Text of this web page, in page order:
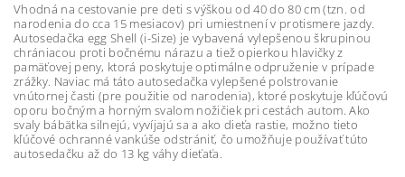
Vhodná na cestovanie pre deti s výškou od 40 do 80 cm (tzn. od
narodenia do cca 15 mesiacov) pri umiestnení v protismere jazdy.
Autosedačka egg Shell (i-Size) je vybavená vylepšenou škrupinou
chrániacou proti bočnému nárazu a tiež opierkou hlavičky z
pamäťovej peny, ktorá poskytuje optimálne odpruženie v prípade
zrážky. Naviac má táto autosedačka vylepšené polstrovanie
vnútornej časti (pre použitie od narodenia), ktoré poskytuje kľúčovú
oporu bočným a horným svalom nožičiek pri cestách autom. Ako
svaly bábätka silnejú, vyvíjajú sa a ako dieťa rastie, možno tieto
kľúčové ochranné vankúše odstrániť, čo umožňuje používať túto
autosedačku až do 13 kg váhy dieťaťa.